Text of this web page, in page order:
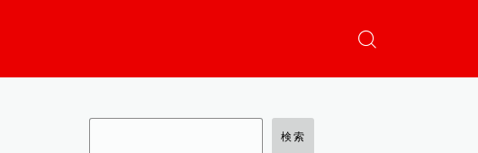
検索